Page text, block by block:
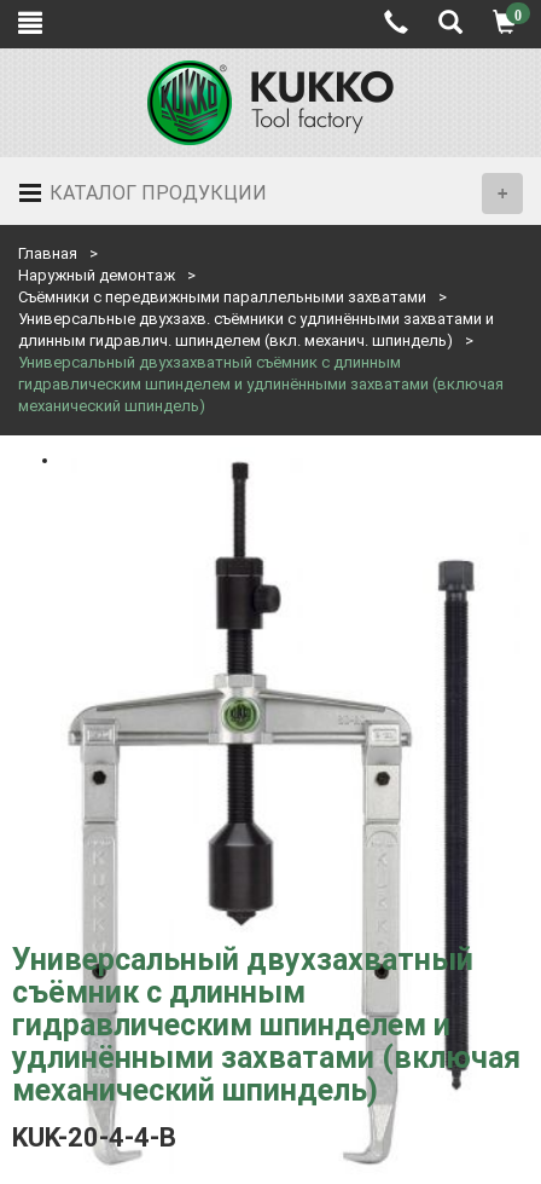
0
КАТАЛОГ ПРОДУКЦИИ
Главная
Наружный демонтаж
Съёмники с передвижными параллельными захватами
Универсальные двухзахв. съёмники с удлинёнными захватами и
длинным гидравлич. шпинделем (вкл. механич. шпиндель)
Универсальный двухзахватный съёмник с длинным
гидравлическим шпинделем и удлинёнными захватами (включая
механический шпиндель)
Универсальный двухзахватный
съёмник с длинным
гидравлическим шпинделем и
удлинёнными захватами (включая
механический шпиндель)
KUK-20-4-4-B